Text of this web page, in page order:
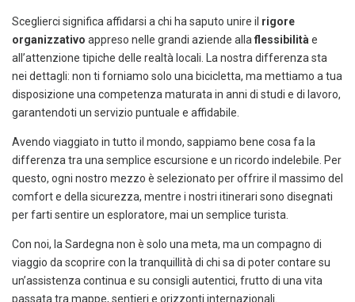
Sceglierci significa affidarsi a chi ha saputo unire il rigore
organizzativo appreso nelle grandi aziende alla flessibilità e
all’attenzione tipiche delle realtà locali. La nostra differenza sta
nei dettagli: non ti forniamo solo una bicicletta, ma mettiamo a tua
disposizione una competenza maturata in anni di studi e di lavoro,
garantendoti un servizio puntuale e affidabile.
Avendo viaggiato in tutto il mondo, sappiamo bene cosa fa la
differenza tra una semplice escursione e un ricordo indelebile. Per
questo, ogni nostro mezzo è selezionato per offrire il massimo del
comfort e della sicurezza, mentre i nostri itinerari sono disegnati
per farti sentire un esploratore, mai un semplice turista.
Con noi, la Sardegna non è solo una meta, ma un compagno di
viaggio da scoprire con la tranquillità di chi sa di poter contare su
un’assistenza continua e su consigli autentici, frutto di una vita
passata tra mappe, sentieri e orizzonti internazionali.